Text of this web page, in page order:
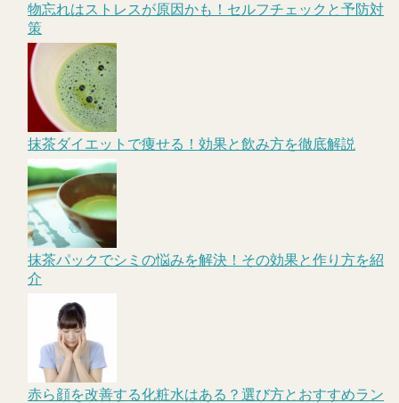
物忘れはストレスが原因かも！セルフチェックと予防対
策
抹茶ダイエットで痩せる！効果と飲み方を徹底解説
抹茶パックでシミの悩みを解決！その効果と作り方を紹
介
赤ら顔を改善する化粧水はある？選び方とおすすめラン